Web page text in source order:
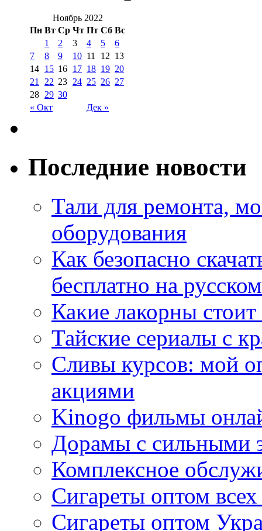
Ноябрь 2022
Пн Вт Ср Чт Пт Сб Вс
« Окт Дек »
1 2 3 4 5
6
7
8 9 10 11 12 13
14 15 16 17 18 19 20
21
22 23 24 25 26 27
28 29 30
Последние новости
Тали для ремонта,
оборудования
Как безопасно
бесплатно на
Какие лакорны
Тайские сериалы с
Сливы курсов: мой
акциями
Kinogo фильмы
Дорамы с сильными
Комплексное
Сигареты оптом
Сигареты оптом